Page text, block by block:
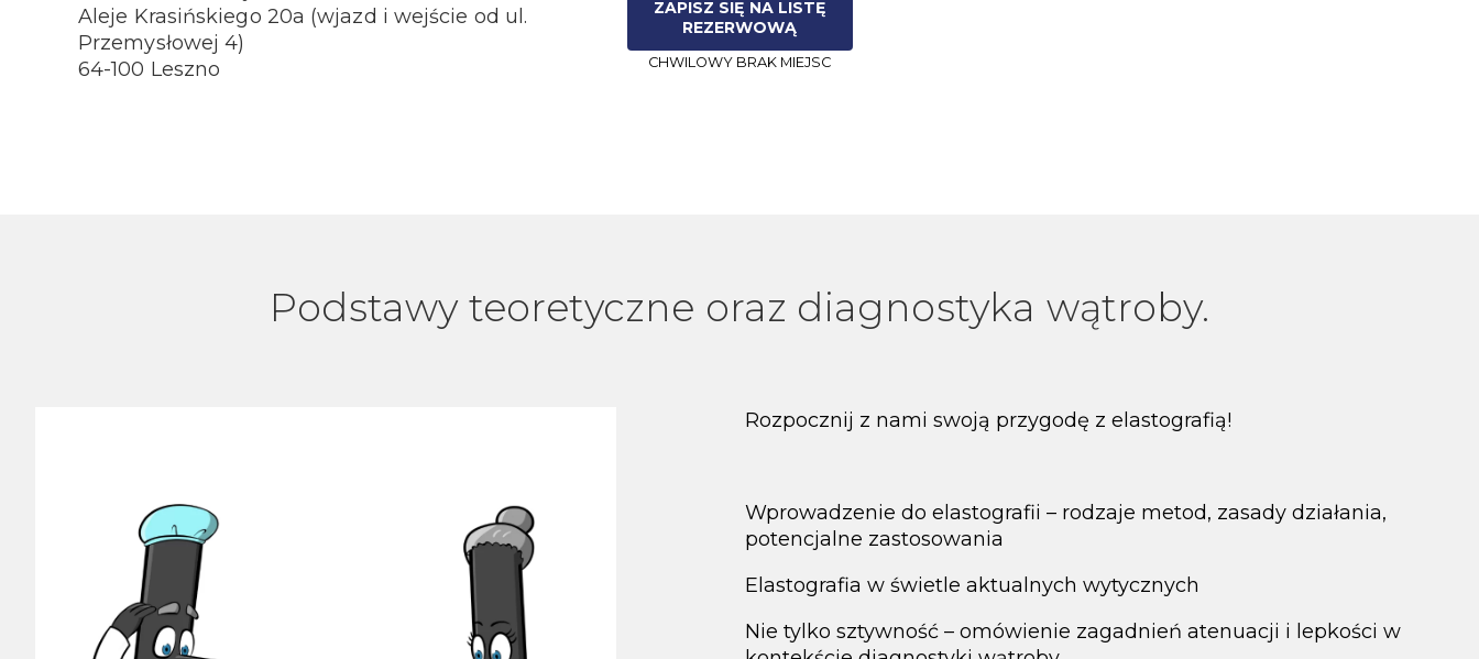
Aleje Krasińskiego 20a (wjazd i wejście od ul.
Przemysłowej 4)
64-100 Leszno
ZAPISZ SIĘ NA LISTĘ
REZERWOWĄ
CHWILOWY BRAK MIEJSC
Podstawy teoretyczne oraz diagnostyka wątroby.
Rozpocznij z nami swoją przygodę z elastografią!
Wprowadzenie do elastografii – rodzaje metod, zasady działania,
potencjalne zastosowania
Elastografia w świetle aktualnych wytycznych
Nie tylko sztywność – omówienie zagadnień atenuacji i lepkości w